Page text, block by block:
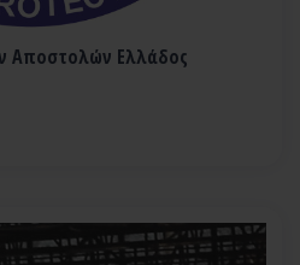
Αποστολών Ελλάδος